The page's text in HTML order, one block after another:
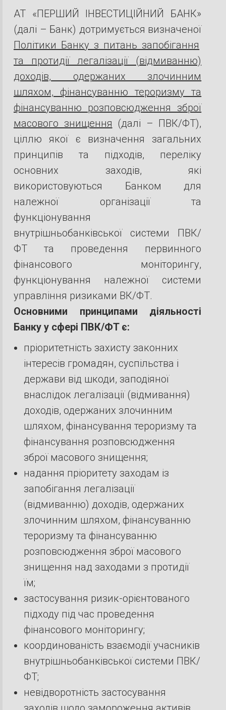
АТ «ПЕРШИЙ ІНВЕСТИЦІЙНИЙ БАНК»
(далі – Банк) дотримується визначеної
Політики Банку з питань запобігання
та протидії легалізації (відмиванню)
доходів, одержаних злочинним
шляхом, фінансуванню тероризму та
фінансуванню розповсюдження зброї
масового знищення (далі – ПВК/ФТ),
ціллю якої є визначення загальних
принципів та підходів, переліку
основних заходів, які
використовуються Банком для
належної організації та
функціонування
внутрішньобанківської системи ПВК/
ФТ та проведення первинного
фінансового моніторингу,
функціонування належної системи
управління ризиками ВК/ФТ.
Основними принципами діяльності
Банку у сфері ПВК/ФT є:
пріоритетність захисту законних
інтересів громадян, суспільства і
держави від шкоди, заподіяної
внаслідок легалізації (відмивання)
доходів, одержаних злочинним
шляхом, фінансування тероризму та
фінансування розповсюдження
зброї масового знищення;
надання пріоритету заходам із
запобігання легалізації
(відмиванню) доходів, одержаних
злочинним шляхом, фінансуванню
тероризму та фінансуванню
розповсюдження зброї масового
знищення над заходами з протидії
їм;
застосування ризик-орієнтованого
підходу під час проведення
фінансового моніторингу;
координованість взаємодії учасників
внутрішньобанківської системи ПВК/
ФT;
невідворотність застосування